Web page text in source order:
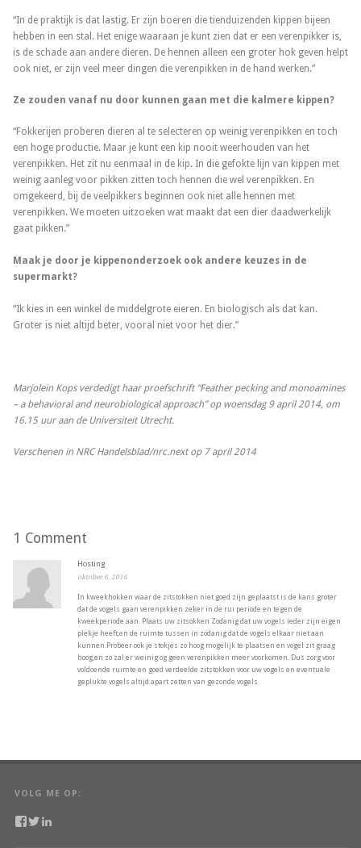
“In de praktijk is dat lastig. Er zijn boeren die tienduizenden kippen bijeen
hebben in een stal. Het enige waaraan je kunt zien dat er een verenpikker is,
is de schade aan andere dieren. De hennen alleen een groter hok geven helpt
ook niet, er zijn veel meer dingen die verenpikken in de hand werken.”
Ze zouden vanaf nu door kunnen gaan met die kalmere kippen?
“Fokkerijen proberen dieren al te selecteren op weinig verenpikken en toch
een hoge productie. Maar je kunt een kip nooit weerhouden van het
verenpikken. Het zit nu eenmaal in de kip. In die gefokte lijn van kippen met
weinig aanleg voor pikken zitten toch hennen die wel verenpikken. En
omgekeerd, bij de veelpikkers beginnen ook niet alle hennen met
verenpikken. We moeten uitzoeken wat maakt dat een dier daadwerkelijk
gaat pikken.”
Maak je door je kippenonderzoek ook andere keuzes in de
supermarkt?
“Ik kies in een winkel de middelgrote eieren. En biologisch als dat kan.
Groter is niet altijd beter, vooral niet voor het dier.”
Marjolein Kops verdedigt haar proefschrift “Feather pecking and monoamines
– a behavioral and neurobiological approach” op woensdag 9 april 2014, om
16.15 uur aan de Universiteit Utrecht.
Verschenen in NRC Handelsblad/nrc.next op 7 april 2014
1 Comment
Hosting
oktober 6, 2016
In kweekhokken waar de zitstokken niet goed zijn geplaatst is de kans groter
dat de vogels gaan verenpikken zeker in de rui periode en tegen de
kweekperiode aan. Plaats uw zitsokken Zodanig dat uw vogels ieder zijn eigen
plekje heeft,en de ruimte tussen in zodanig dat de vogels elkaar niet aan
kunnen.Probeer ook je stokjes zo hoog mogelijk te plaatsen en vogel zit graag
hoog,en zo zal er weinig og geen verenpikken meer voorkomen. Dus zorg voor
voldoende ruimte en goed verdeelde zitstokken voor uw vogels en eventuele
geplukte vogels altijd apart zetten van gezonde vogels.
VOLG ME OP:
BekijkBekijk